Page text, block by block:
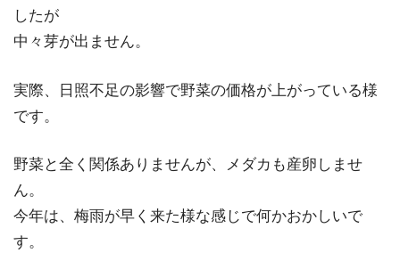
したが
中々芽が出ません。
実際、日照不足の影響で野菜の価格が上がっている様
です。
野菜と全く関係ありませんが、メダカも産卵しませ
ん。
今年は、梅雨が早く来た様な感じで何かおかしいで
す。